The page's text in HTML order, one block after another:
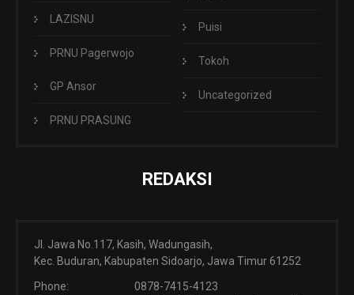
LAZISNU
PRNU Pagerwojo
GP Ansor
PRNU PRASUNG
Puisi
Tokoh
Uncategorized
REDAKSI
Jl. Jawa No.117, Kasih, Wadungasih,
Kec. Buduran, Kabupaten Sidoarjo, Jawa Timur 61252
Phone:
0878-7415-4123